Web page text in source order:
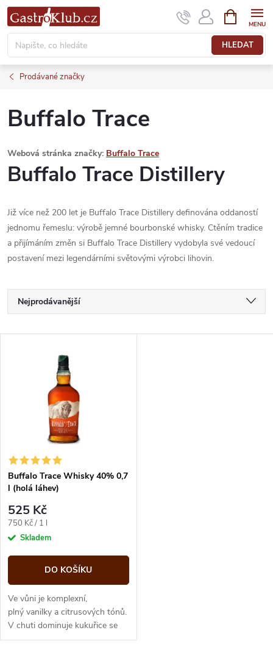
Přejít
na
obsah
HLEDAT
NÁKUPNÍ
KOŠÍK
Prodávané značky
Buffalo Trace
Webová stránka značky: Buffalo Trace
Buffalo Trace Distillery
Již více než 200 let je Buffalo Trace Distillery definována oddaností
jednomu řemeslu: výrobě jemné bourbonské whisky. Ctěním tradice
a přijímáním změn si Buffalo Trace Distillery vydobyla své vedoucí
postavení mezi legendárními světovými výrobci lihovin.
Ř
a
í
p
r
o
d
u
k
Nejprodávanější
s
p
r
o
d
u
Buffalo Trace Whisky 40% 0,7
l (holá láhev)
525 Kč
Měrná
cena:
750 Kč / 1 l
Skladem
DO KOŠÍKU
Ve vůni je komplexní,
plný vanilky a citrusových tónů.
V chuti dominuje kukuřice se
zdatnou výpomocí žita, tóny